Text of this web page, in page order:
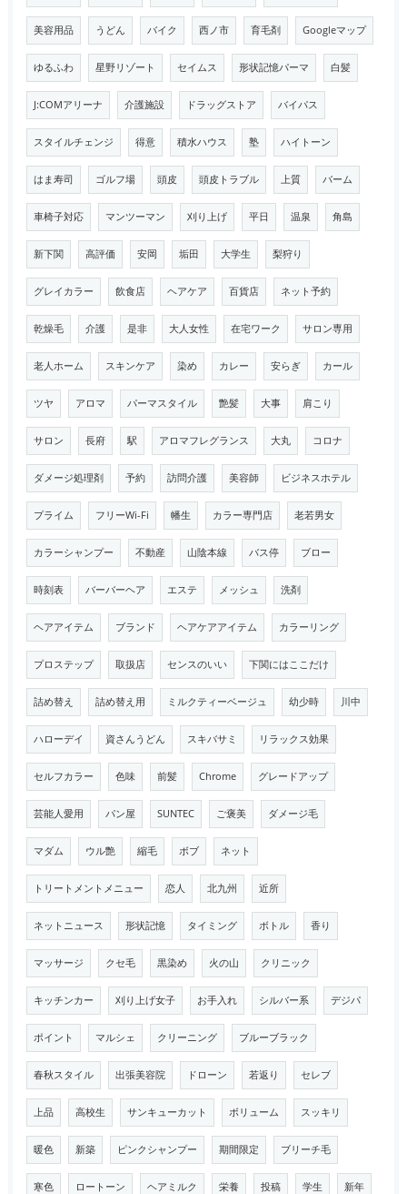
美容用品 うどん バイク 西ノ市 育毛剤 Googleマップ
ゆるふわ 星野リゾート セイムス 形状記憶パーマ 白髪
J:COMアリーナ 介護施設 ドラッグストア バイパス
スタイルチェンジ 得意 積水ハウス 塾 ハイトーン
はま寿司 ゴルフ場 頭皮 頭皮トラブル 上質 バーム
車椅子対応 マンツーマン 刈り上げ 平日 温泉 角島
新下関 高評価 安岡 垢田 大学生 梨狩り
グレイカラー 飲食店 ヘアケア 百貨店 ネット予約
乾燥毛 介護 是非 大人女性 在宅ワーク サロン専用
老人ホーム スキンケア 染め カレー 安らぎ カール
ツヤ アロマ パーマスタイル 艶髪 大事 肩こり
サロン 長府 駅 アロマフレグランス 大丸 コロナ
ダメージ処理剤 予約 訪問介護 美容師 ビジネスホテル
プライム フリーWi-Fi 幡生 カラー専門店 老若男女
カラーシャンプー 不動産 山陰本線 バス停 ブロー
時刻表 バーバーヘア エステ メッシュ 洗剤
ヘアアイテム ブランド ヘアケアアイテム カラーリング
プロステップ 取扱店 センスのいい 下関にはここだけ
詰め替え 詰め替え用 ミルクティーベージュ 幼少時 川中
ハローデイ 資さんうどん スキバサミ リラックス効果
セルフカラー 色味 前髪 Chrome グレードアップ
芸能人愛用 パン屋 SUNTEC ご褒美 ダメージ毛
マダム ウル艶 縮毛 ボブ ネット
トリートメントメニュー 恋人 北九州 近所
ネットニュース 形状記憶 タイミング ボトル 香り
マッサージ クセ毛 黒染め 火の山 クリニック
キッチンカー 刈り上げ女子 お手入れ シルバー系 デジパ
ポイント マルシェ クリーニング ブルーブラック
春秋スタイル 出張美容院 ドローン 若返り セレブ
上品 高校生 サンキューカット ボリューム スッキリ
暖色 新築 ピンクシャンプー 期間限定 ブリーチ毛
寒色 ロートーン ヘアミルク 栄養 投稿 学生 新年